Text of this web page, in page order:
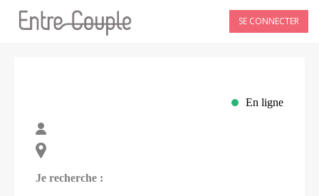
SE CONNECTER
En ligne
Je recherche :